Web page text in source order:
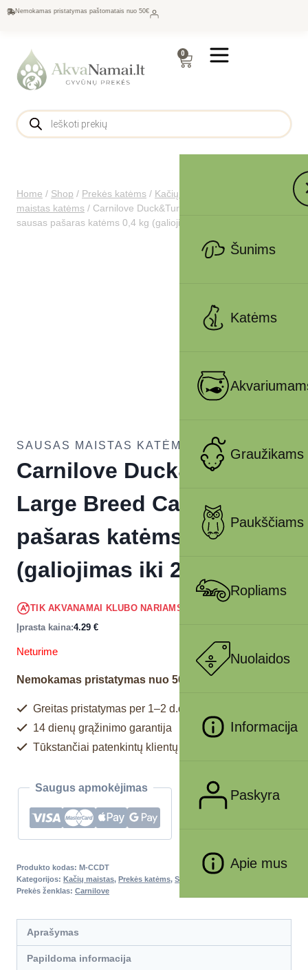
Nemokamas pristatymas paštomatais nuo 50€
0
Šunims
Katėms
Graužikams
Paukščiams
Ropliams
Nuolaidos
Informacija
Paskyra
Apie mus
Home / Shop / Prekės katėms / Kačių maistas
maistas katėms / Carnilove Duck&Turkey Large Breed Cats
sausas pašaras katėms 0,4 kg (galiojimas iki 2026.06.11)
SAUSAS MAISTAS KATĖMS
Carnilove Duck&Turkey
Large Breed Cats sausas
pašaras katėms 0,4 kg
(galiojimas iki 2026.06.11)
TIK AKVANAMAI KLUBO NARIAMS €
Įprasta kaina:4.29 €
Neturime
Nemokamas pristatymas nuo 50€
Greitas pristatymas per 1–2 d.d.
14 dienų grąžinimo garantija
Tūkstančiai patenkintų klientų
Saugus apmokėjimas
Produkto kodas: M-CCDT
Kategorijos: Kačių maistas, Prekės katėms, Sausas maistas katėms
Prekės ženklas: Carnilove
Aprašymas
Papildoma informacija